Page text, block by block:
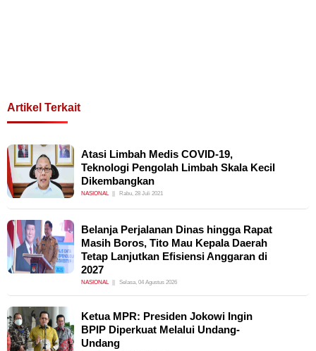
Artikel Terkait
Atasi Limbah Medis COVID-19,
Teknologi Pengolah Limbah Skala Kecil
Dikembangkan
NASIONAL Rabu, 28 Juli 2021
Belanja Perjalanan Dinas hingga Rapat
Masih Boros, Tito Mau Kepala Daerah
Tetap Lanjutkan Efisiensi Anggaran di
2027
NASIONAL Selasa, 04 Agustus 2026
Ketua MPR: Presiden Jokowi Ingin
BPIP Diperkuat Melalui Undang-
Undang